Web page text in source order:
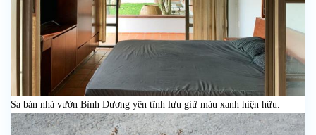
Sa bàn nhà vườn Bình Dương yên tĩnh lưu giữ màu xanh hiện hữu.